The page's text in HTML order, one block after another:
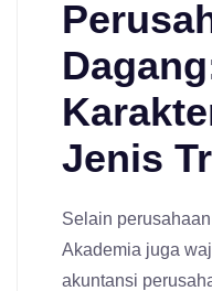
Jenis
Selain
Akademia juga
akuntansi